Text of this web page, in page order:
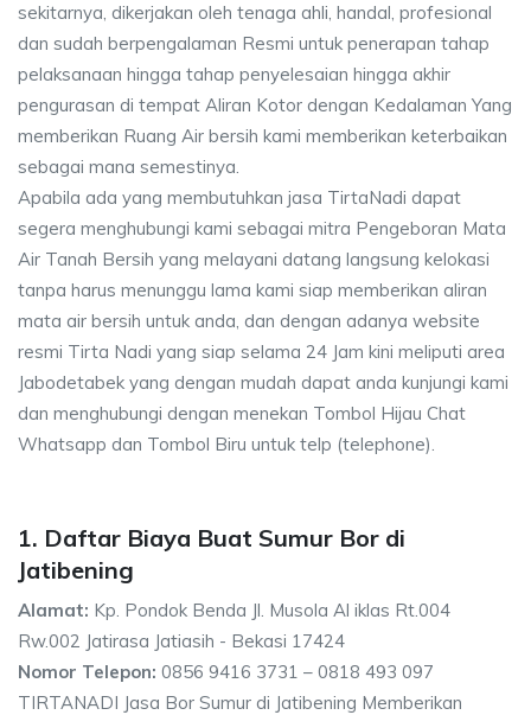
sekitarnya, dikerjakan oleh tenaga ahli, handal, profesional
dan sudah berpengalaman Resmi untuk penerapan tahap
pelaksanaan hingga tahap penyelesaian hingga akhir
pengurasan di tempat Aliran Kotor dengan Kedalaman Yang
memberikan Ruang Air bersih kami memberikan keterbaikan
sebagai mana semestinya.
Apabila ada yang membutuhkan jasa TirtaNadi dapat
segera menghubungi kami sebagai mitra Pengeboran Mata
Air Tanah Bersih yang melayani datang langsung kelokasi
tanpa harus menunggu lama kami siap memberikan aliran
mata air bersih untuk anda, dan dengan adanya website
resmi Tirta Nadi yang siap selama 24 Jam kini meliputi area
Jabodetabek yang dengan mudah dapat anda kunjungi kami
dan menghubungi dengan menekan Tombol Hijau Chat
Whatsapp dan Tombol Biru untuk telp (telephone).
1. Daftar Biaya Buat Sumur Bor di
Jatibening
Alamat: Kp. Pondok Benda Jl. Musola Al iklas Rt.004
Rw.002 Jatirasa Jatiasih - Bekasi 17424
Nomor Telepon: 0856 9416 3731 – 0818 493 097
TIRTANADI Jasa Bor Sumur di Jatibening Memberikan